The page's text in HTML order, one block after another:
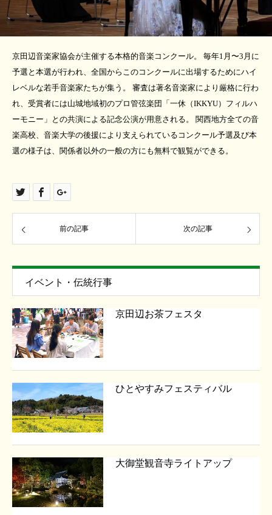
京田辺音楽家協会が主催する本格的音楽コンクール。 毎年1月〜3月に
予選と本選が行われ、全国からこのコンクールに出場するためにハイ
レベルな若手音楽家たちが集う。 審査は著名音楽家により厳格に行わ
れ、受賞者には山城地域初のプロ管弦楽団「一休（IKKYU）フィルハ
ーモニー」との共演による記念公演が用意される。 関西地方全ての音
楽高校、音楽大学の後援により支えられているコンクール予選及び本
選の様子は、関係者以外の一般の方にも無料で観覧ができる。
前の記事 次の記事
イベント・伝統行事
京田辺お茶フェスタ
ひとやすみフェスティバル
大御堂観音寺ライトアップ